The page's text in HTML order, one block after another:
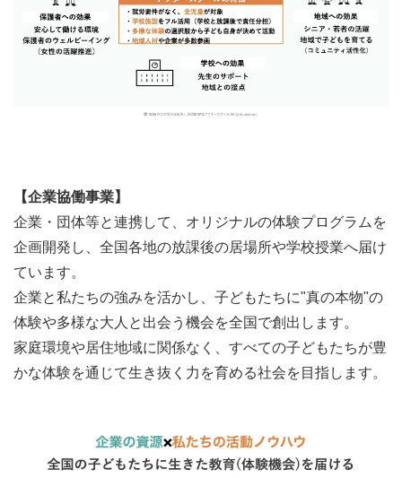
【企業協働事業】
企業・団体等と連携して、オリジナルの体験プログラムを
企画開発し、全国各地の放課後の居場所や学校授業へ届け
ています。
企業と私たちの強みを活かし、子どもたちに"真の本物"の
体験や多様な大人と出会う機会を全国で創出します。
家庭環境や居住地域に関係なく、すべての子どもたちが豊
かな体験を通じて生き抜く力を育める社会を目指します。